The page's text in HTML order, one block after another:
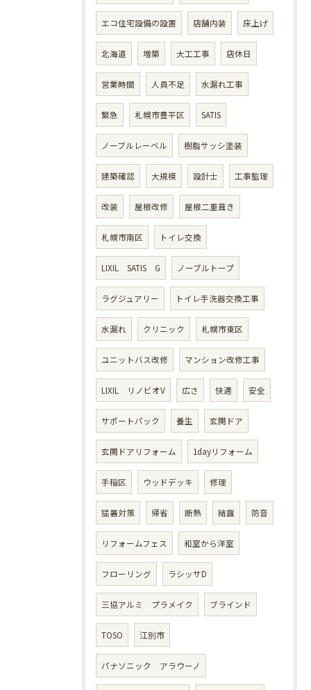
エコ住宅設備の設置 店舗内装 床上げ
北海道 増築 大工工事 店休日
営業時間 人員不足 水漏れ工事
緊急 札幌市豊平区 SATIS
ノーブルレーベル 樹脂サッシ塗装
建築確認 大規模 設計士 工事監理
改装 屋根改修 屋根二重葺き
札幌市南区 トイレ交換
LIXIL SATIS G ノーブルトープ
ラグジュアリー トイレ手洗器交換工事
水漏れ クリニック 札幌市東区
ユニットバス改修 マンション改修工事
LIXIL リノビオV 広さ 快適 安全
サポートパック 養生 玄関ドア
玄関ドアリフォーム 1dayリフォーム
手稲区 ウッドデッキ 修理
猛暑対策 帰省 断熱 結露 防音
リフォームフェス 和室から洋室
フローリング ラシッサD
三協アルミ プラメイク ブラインド
TOSO 江別市
パナソニック アラウーノ